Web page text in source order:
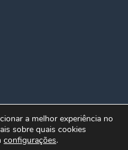
a melhor experiência no
sobre quais cookies
configurações.